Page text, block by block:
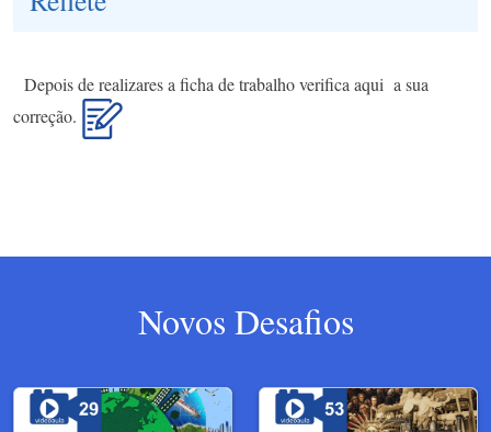
Depois de realizares a ficha de trabalho verifica aqui a sua
correção.
Novos Desafios